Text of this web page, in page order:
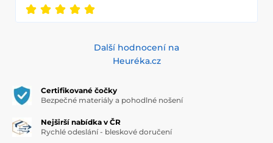
Další hodnocení na
Heuréka.cz
Certifikované čočky
Bezpečné materiály a pohodlné nošení
Nejširší nabídka v ČR
Rychlé odeslání - bleskové doručení